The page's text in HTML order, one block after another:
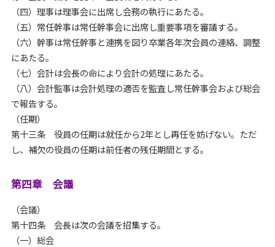
（四）理事は理事会に出席し会務の執行にあたる。
（五）常任幹事は常任幹事会に出席し重要事項を審議する。
（六）幹事は常任幹事と連携を図り卒業各年次会員の連絡、調整
にあたる。
（七）会計は会長の命により会計の処理にあたる。
（八）会計監事は会計処理の適否を監査し常任幹事会および総会
で報告する。
（任期）
第十三条 役員の任期は就任から2年とし再任を妨げない。ただ
し、補欠の役員の任期は前任者の残任期間とする。
第四章 会議
（会議）
第十四条 会長は次の会議を招集する。
（一）総会